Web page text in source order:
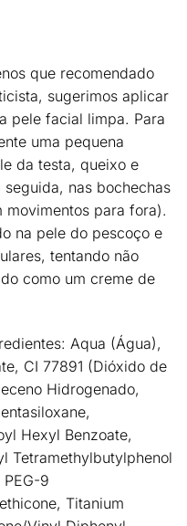
que recomendado
sugerimos aplicar
pele facial limpa. Para
uma pequena
da testa, queixo e
nas bochechas
movimentos para fora).
na pele do pescoço e
tentando não
como um creme de
Aqua (Água),
CI 77891 (Dióxido de
Hidrogenado,
Hexyl Benzoate,
Tetramethylbutylphenol
9
Titanium